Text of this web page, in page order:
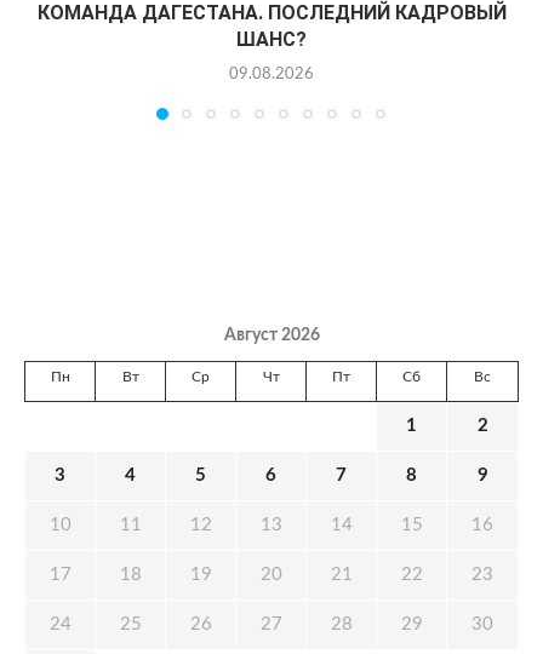
КОМАНДА ДАГЕСТАНА. ПОСЛЕДНИЙ КАДРОВЫЙ
ШАНС?
09.08.2026
Август 2026
Пн Вт Ср Чт Пт Сб Вс
1 2
3 4 5 6 7 8 9
10 11 12 13 14 15 16
17 18 19 20 21 22 23
24 25 26 27 28 29 30